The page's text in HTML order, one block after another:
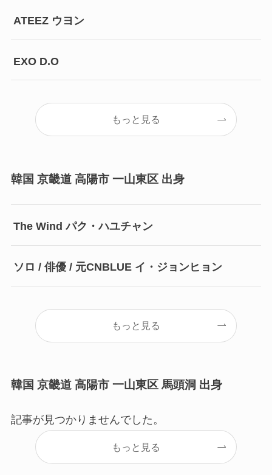
ATEEZ ウヨン
EXO D.O
もっと見る
韓国 京畿道 高陽市 一山東区 出身
The Wind パク・ハユチャン
ソロ / 俳優 / 元CNBLUE イ・ジョンヒョン
もっと見る
韓国 京畿道 高陽市 一山東区 馬頭洞 出身
記事が見つかりませんでした。
もっと見る